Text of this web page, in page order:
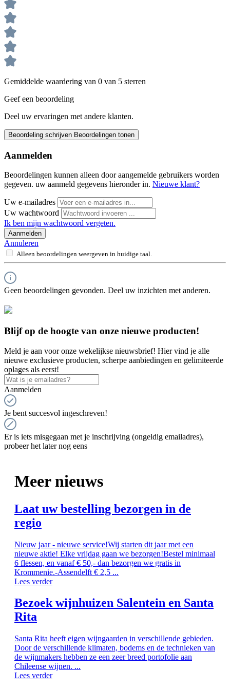
Gemiddelde waardering van 0 van 5 sterren
Geef een beoordeling
Deel uw ervaringen met andere klanten.
Beoordeling schrijven Beoordelingen tonen
Aanmelden
Beoordelingen kunnen alleen door aangemelde gebruikers worden
gegeven. uw aanmeld gegevens hieronder in. Nieuwe klant?
Uw e-mailadres
Uw wachtwoord
Ik ben mijn wachtwoord vergeten.
Aanmelden
Annuleren
Alleen beoordelingen weergeven in huidige taal.
Geen beoordelingen gevonden. Deel uw inzichten met anderen.
Blijf op de hoogte van onze nieuwe producten!
Meld je aan voor onze wekelijkse nieuwsbrief! Hier vind je alle
nieuwe exclusieve producten, scherpe aanbiedingen en gelimiteerde
oplages als eerst!
Aanmelden
Je bent succesvol ingeschreven!
Er is iets misgegaan met je inschrijving (ongeldig emailadres),
probeer het later nog eens
Meer nieuws
Laat uw bestelling bezorgen in de
regio
Nieuw jaar - nieuwe service!Wij starten dit jaar met een
nieuwe aktie! Elke vrijdag gaan we bezorgen!Bestel minimaal
6 flessen, en vanaf € 50,- dan bezorgen we gratis in
Krommenie.-Assendelft € 2,5 ...
Lees verder
Bezoek wijnhuizen Salentein en Santa
Rita
Santa Rita heeft eigen wijngaarden in verschillende gebieden.
Door de verschillende klimaten, bodems en de technieken van
de wijnmakers hebben ze een zeer breed portofolie aan
Chileense wijnen. ...
Lees verder